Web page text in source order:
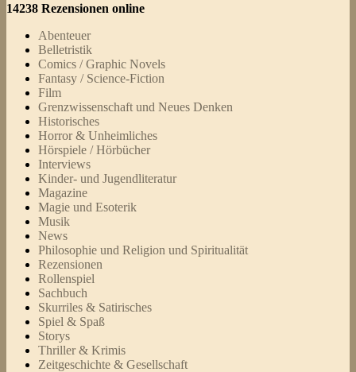
14238 Rezensionen online
Abenteuer
Belletristik
Comics / Graphic Novels
Fantasy / Science-Fiction
Film
Grenzwissenschaft und Neues Denken
Historisches
Horror & Unheimliches
Hörspiele / Hörbücher
Interviews
Kinder- und Jugendliteratur
Magazine
Magie und Esoterik
Musik
News
Philosophie und Religion und Spiritualität
Rezensionen
Rollenspiel
Sachbuch
Skurriles & Satirisches
Spiel & Spaß
Storys
Thriller & Krimis
Zeitgeschichte & Gesellschaft